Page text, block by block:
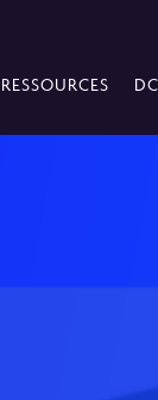
RESSOURCES